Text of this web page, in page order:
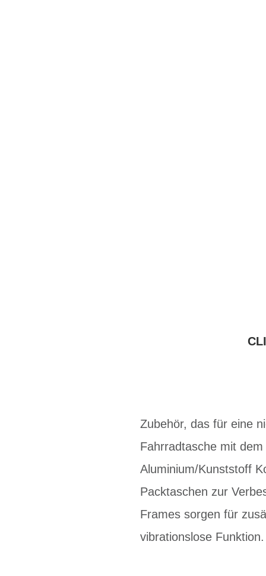
Zubehör, das für eine
Fahrradtasche mit
Aluminium/Kunststoff
Packtaschen zur
Frames sorgen für
vibrationslose Funktion.